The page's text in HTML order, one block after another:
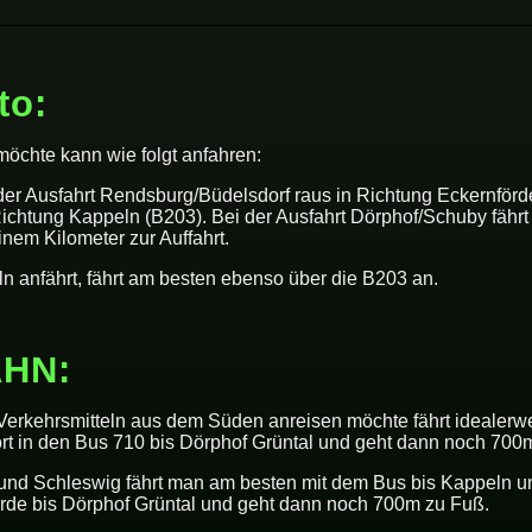
FAQ
kann wie folgt anfahren:
Ausfahrt Rendsburg/Büdelsdorf raus in Richtung
Kappeln (B203). Bei der Ausfahrt Dörphof/Schuby
Kilometer zur Auffahrt.
anfährt, fährt am besten ebenso über die B203 an.
aus dem Süden anreisen möchte fährt
in den Bus 710 bis Dörphof Grüntal und geht dann noch
Schleswig fährt man am besten mit dem Bus bis Kappeln
bis Dörphof Grüntal und geht dann noch 700m zu Fuß.